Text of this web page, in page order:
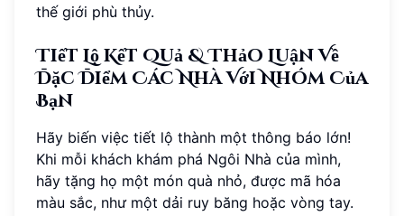
thế giới phù thủy.
Tiết Lộ Kết Quả & Thảo Luận Về
Đặc Điểm Các Nhà Với Nhóm Của
Bạn
Hãy biến việc tiết lộ thành một thông báo lớn!
Khi mỗi khách khám phá Ngôi Nhà của mình,
hãy tặng họ một món quà nhỏ, được mã hóa
màu sắc, như một dải ruy băng hoặc vòng tay.